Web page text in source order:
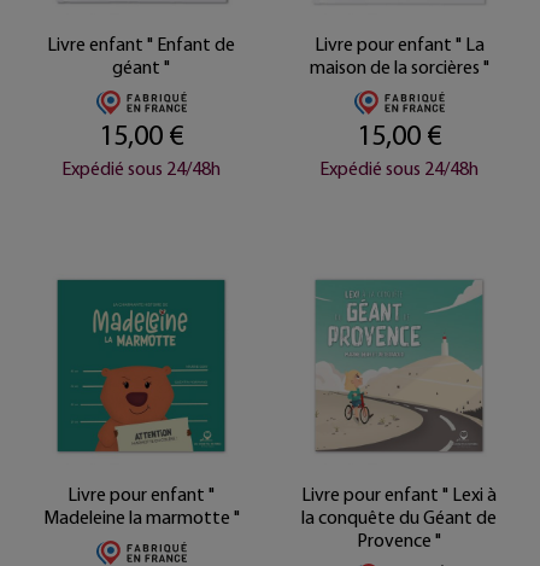
Livre enfant " Enfant de
géant "
15,00 €
Expédié sous 24/48h
Livre pour enfant " La
maison de la sorcières "
15,00 €
Expédié sous 24/48h
Livre pour enfant "
Madeleine la marmotte "
Livre pour enfant " Lexi à
la conquête du Géant de
Provence "